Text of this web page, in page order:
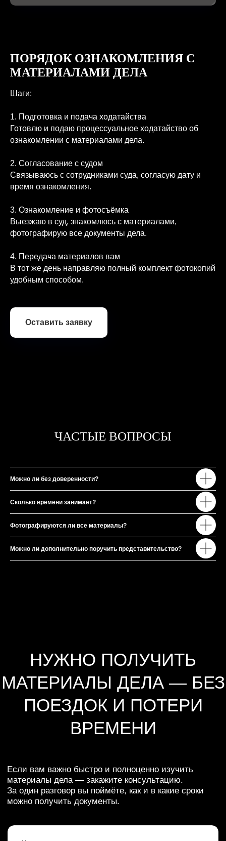
ПОРЯДОК ОЗНАКОМЛЕНИЯ С
МАТЕРИАЛАМИ ДЕЛА
Шаги:
1. Подготовка и подача ходатайства
Готовлю и подаю процессуальное ходатайство об
ознакомлении с материалами дела.
2. Согласование с судом
Связываюсь с сотрудниками суда, согласую дату и
время ознакомления.
3. Ознакомление и фотосъёмка
Выезжаю в суд, знакомлюсь с материалами,
фотографирую все документы дела.
4. Передача материалов вам
В тот же день направляю полный комплект фотокопий
удобным способом.
Оставить заявку
ЧАСТЫЕ ВОПРОСЫ
Можно ли без доверенности?
Сколько времени занимает?
Фотографируются ли все материалы?
Можно ли дополнительно поручить представительство?
МНЕ ДОВЕРЯЮТ
компании с которыми работал
МОЙ ПОДХОД — ВАШ
РЕЗУЛЬТАТ
защищать свои интересы в одном из судов общей
юрисдикции города Иркутска. Поскольку ознакомится с
делом, рассматриваемым судом общей юрисдикции,
дистанционно невозможно, компания была вынуждена
организовывать командировку своего сотрудника. В
результате моего содействия, компания была
ознакомлена с материалами дела и в дальнейшем
получила по делу положительное решение, заключив
СВЯЗАТЬСЯ, ЧТОБЫ
НАЧАТЬ РАЗБИРАТЬСЯ
WhatsApp